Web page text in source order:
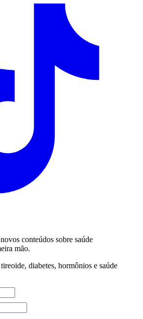
conteúdos sobre saúde
mão.
diabetes, hormônios e saúde